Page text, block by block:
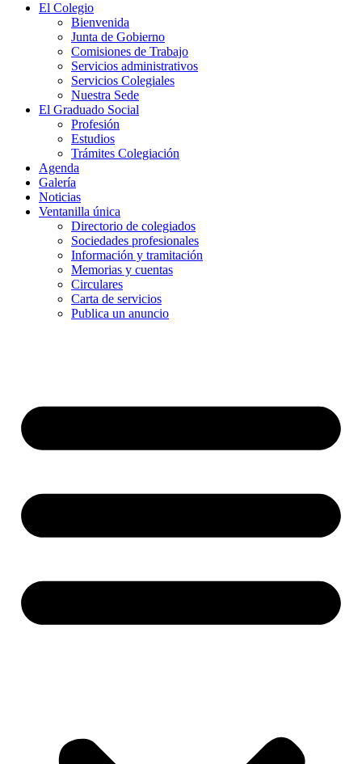
El Colegio
Bienvenida
Junta de Gobierno
Comisiones de Trabajo
Servicios administrativos
Servicios Colegiales
Nuestra Sede
El Graduado Social
Profesión
Estudios
Trámites Colegiación
Agenda
Galería
Noticias
Ventanilla única
Directorio de colegiados
Sociedades profesionales
Información y tramitación
Memorias y cuentas
Circulares
Carta de servicios
Publica un anuncio